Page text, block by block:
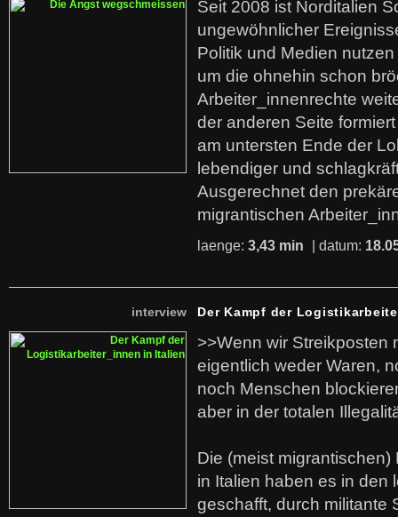
Seit 2008 ist Norditalien
ungewöhnlicher
Politik und Medien
um die ohnehin schon
Arbeiter_innenrechte
der anderen Seite
am untersten Ende der
lebendiger und
Ausgerechnet den
migrantischen
laenge: 3,43 min | datum:
interview Der Kampf der
>>Wenn wir Streikposten
eigentlich weder Waren,
noch Menschen
aber in der totalen
Die (meist
in Italien haben es in den
geschafft, durch militante